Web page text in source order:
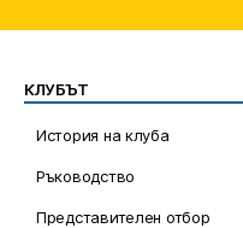
КЛУБЪТ
История на клуба
Ръководство
Представителен отбор